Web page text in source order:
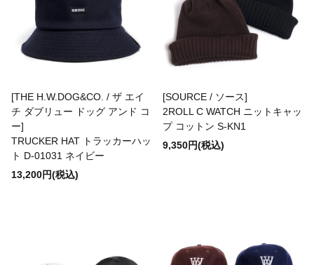
[THE H.W.DOG&CO. / ザ エイ
チ ダブリュー ドッグ アンド コ
ー]
TRUCKER HAT トラッカーハッ
ト D-01031 ネイビー
13,200円(税込)
[SOURCE / ソース]
2ROLL C WATCH ニットキャッ
プ コットン S-KN1
9,350円(税込)
modAS
Maggie's Organics
MAGIC NUMBER